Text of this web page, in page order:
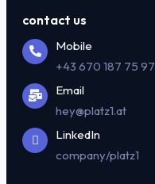
contact us
Mobile
+43 670 187 75 97
Email
hey@platz1.at
LinkedIn
company/platz1